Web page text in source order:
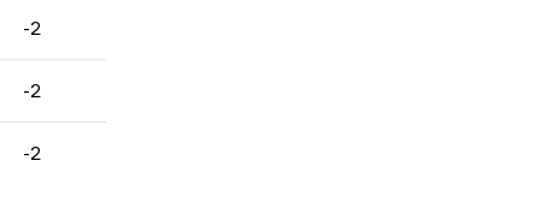
-2
-2
-2